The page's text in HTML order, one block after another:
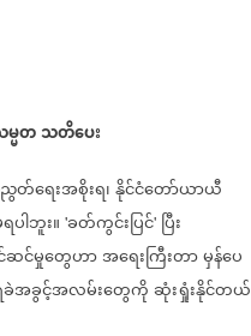
မတသတိပေး
တ်ရေးအစိုးရ၊နိုင်ငံတော်ယာယီ
ပါဘူး။ 'ခတ်ကွင်းပြင်' ပြီး
ဆင်မှုတွေဟာအရေးကြီးတာမှန်ပေ
ခဲအခွင့်အလမ်းတွေကိုဆုံးရှုံးနိုင်တယ်